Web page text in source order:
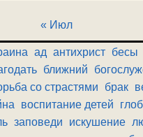
« Июл
ад антихрист бесы
ближний
со страстями брак
воспитание детей
заповеди искушение